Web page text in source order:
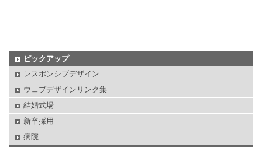
ピックアップ
レスポンシブデザイン
ウェブデザインリンク集
結婚式場
新卒採用
病院